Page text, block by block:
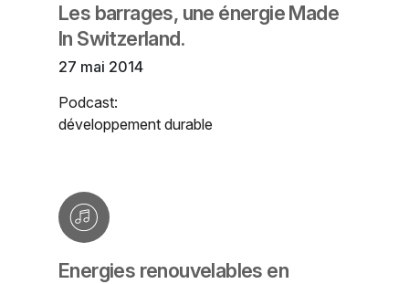
Les barrages, une énergie Made
In Switzerland.
27 mai 2014
Podcast:
développement durable
Energies renouvelables en